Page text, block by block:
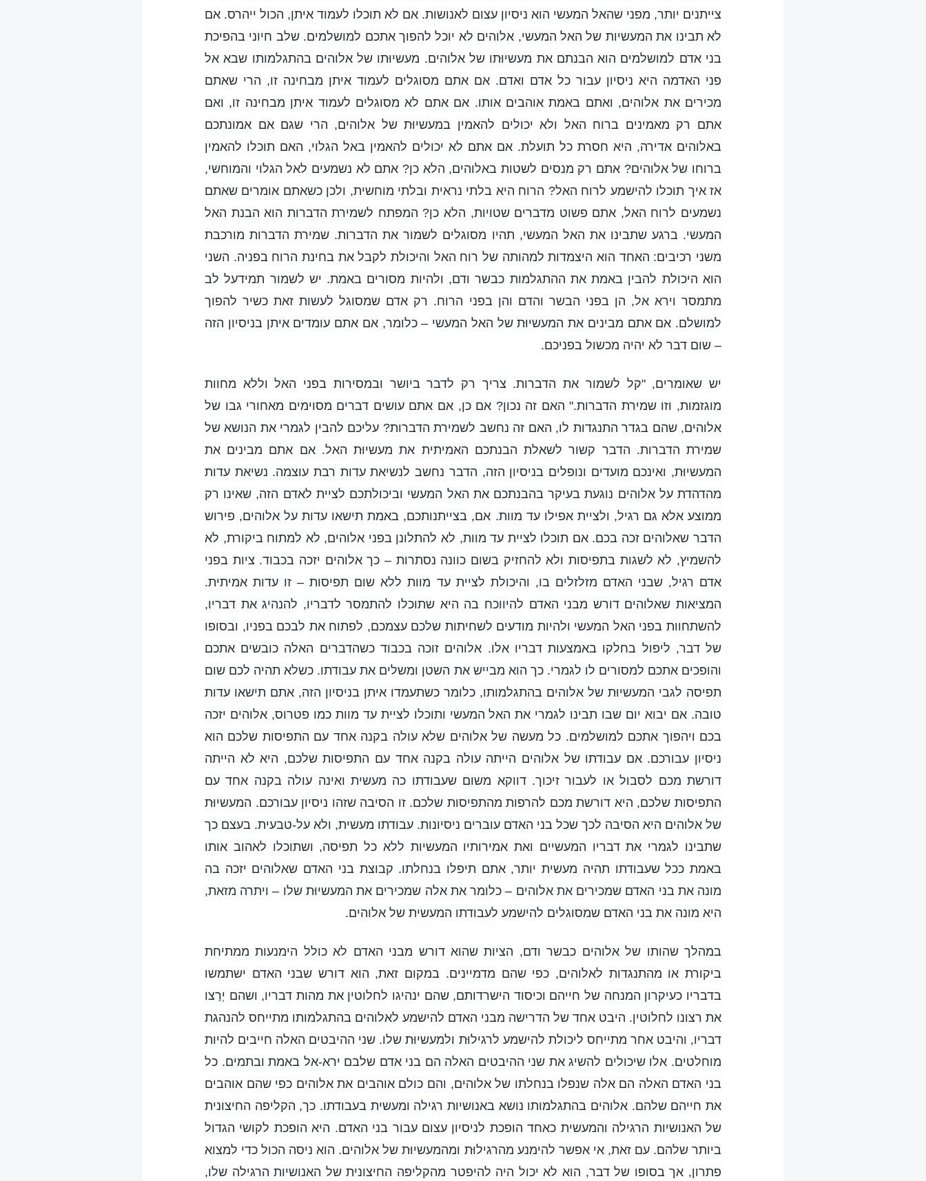
צייתנים יותר, מפני שהאל המעשי הוא ניסיון עצום לאנושות. אם לא תוכלו לעמוד איתן, הכול ייהרס. אם
לא תבינו את המעשיות של האל המעשי, אלוהים לא יוכל להפוך אתכם למושלמים. שלב חיוני בהפיכת
בני אדם למושלמים הוא הבנתם את מעשיוּתו של אלוהים. מעשיוּתו של אלוהים בהתגלמותו שבא אל
פני האדמה היא ניסיון עבור כל אדם ואדם. אם אתם מסוגלים לעמוד איתן מבחינה זו, הרי שאתם
מכירים את אלוהים, ואתם באמת אוהבים אותו. אם אתם לא מסוגלים לעמוד איתן מבחינה זו, ואם
אתם רק מאמינים ברוח האל ולא יכולים להאמין במעשיוּת של אלוהים, הרי שגם אם אמונתכם
באלוהים אדירה, היא חסרת כל תועלת. אם אתם לא יכולים להאמין באל הגלוי, האם תוכלו להאמין
ברוחו של אלוהים? אתם רק מנסים לשטות באלוהים, הלא כן? אתם לא נשמעים לאל הגלוי והמוחשי,
אז איך תוכלו להישמע לרוח האל? הרוח היא בלתי נראית ובלתי מוחשית, ולכן כשאתם אומרים שאתם
נשמעים לרוח האל, אתם פשוט מדברים שטויות, הלא כן? המפתח לשמירת הדברות הוא הבנת האל
המעשי. ברגע שתבינו את האל המעשי, תהיו מסוגלים לשמור את הדברות. שמירת הדברות מורכבת
משני רכיבים: האחד הוא היצמדות למהותה של רוח האל והיכולת לקבל את בחינת הרוח בפניה. השני
הוא היכולת להבין באמת את ההתגלמות כבשר ודם, ולהיות מסורים באמת. יש לשמור תמידעל לב
מתמסר וירא אל, הן בפני הבשר והדם והן בפני הרוח. רק אדם שמסוגל לעשות זאת כשיר להפוך
למושלם. אם אתם מבינים את המעשיוּת של האל המעשי – כלומר, אם אתם עומדים איתן בניסיון הזה
– שום דבר לא יהיה מכשול בפניכם.
יש שאומרים, "קל לשמור את הדברות. צריך רק לדבר ביושר ובמסירות בפני האל וללא מחוות
מוגזמות, וזו שמירת הדברות." האם זה נכון? אם כן, אם אתם עושים דברים מסוימים מאחורי גבו של
אלוהים, שהם בגדר התנגדות לו, האם זה נחשב לשמירת הדברות? עליכם להבין לגמרי את הנושא של
שמירת הדברות. הדבר קשור לשאלת הבנתכם האמיתית את מעשיוּת האל. אם אתם מבינים את
המעשיוּת, ואינכם מועדים ונופלים בניסיון הזה, הדבר נחשב לנשיאת עדות רבת עוצמה. נשיאת עדות
מהדהדת על אלוהים נוגעת בעיקר בהבנתכם את האל המעשי וביכולתכם לציית לאדם הזה, שאינו רק
ממוצע אלא גם רגיל, ולציית אפילו עד מוות. אם, בצייתנותכם, באמת תישאו עדות על אלוהים, פירוש
הדבר שאלוהים זכה בכם. אם תוכלו לציית עד מוות, לא להתלונן בפני אלוהים, לא למתוח ביקורת, לא
להשמיץ, לא לשגות בתפיסות ולא להחזיק בשום כוונה נסתרות – כך אלוהים יזכה בכבוד. ציות בפני
אדם רגיל, שבני האדם מזלזלים בו, והיכולת לציית עד מוות ללא שום תפיסות – זו עדות אמיתית.
המציאות שאלוהים דורש מבני האדם להיווכח בה היא שתוכלו להתמסר לדבריו, להנהיג את דבריו,
להשתחוות בפני האל המעשי ולהיות מודעים לשחיתות שלכם עצמכם, לפתוח את לבכם בפניו, ובסופו
של דבר, ליפול בחלקו באמצעות דבריו אלו. אלוהים זוכה בכבוד כשהדברים האלה כובשים אתכם
והופכים אתכם למסורים לו לגמרי. כך הוא מבייש את השטן ומשלים את עבודתו. כשלא תהיה לכם שום
תפיסה לגבי המעשיוּת של אלוהים בהתגלמותו, כלומר כשתעמדו איתן בניסיון הזה, אתם תישאו עדות
טובה. אם יבוא יום שבו תבינו לגמרי את האל המעשי ותוכלו לציית עד מוות כמו פטרוס, אלוהים יזכה
בכם ויהפוך אתכם למושלמים. כל מעשה של אלוהים שלא עולה בקנה אחד עם התפיסות שלכם הוא
ניסיון עבורכם. אם עבודתו של אלוהים הייתה עולה בקנה אחד עם התפיסות שלכם, היא לא הייתה
דורשת מכם לסבול או לעבור זיכוך. דווקא משום שעבודתו כה מעשית ואינה עולה בקנה אחד עם
התפיסות שלכם, היא דורשת מכם להרפות מהתפיסות שלכם. זו הסיבה שזהו ניסיון עבורכם. המעשיוּת
של אלוהים היא הסיבה לכך שכל בני האדם עוברים ניסיונות. עבודתו מעשית, ולא על-טבעית. בעצם כך
שתבינו לגמרי את דבריו המעשיים ואת אמירותיו המעשיות ללא כל תפיסה, ושתוכלו לאהוב אותו
באמת ככל שעבודתו תהיה מעשית יותר, אתם תיפלו בנחלתו. קבוצת בני האדם שאלוהים יזכה בה
מונה את בני האדם שמכירים את אלוהים – כלומר את אלה שמכירים את המעשיוּת שלו – ויתרה מזאת,
היא מונה את בני האדם שמסוגלים להישמע לעבודתו המעשית של אלוהים.
במהלך שהותו של אלוהים כבשר ודם, הציות שהוא דורש מבני האדם לא כולל הימנעות ממתיחת
ביקורת או מהתנגדות לאלוהים, כפי שהם מדמיינים. במקום זאת, הוא דורש שבני האדם ישתמשו
בדבריו כעיקרון המנחה של חייהם וכיסוד הישרדותם, שהם ינהיגו לחלוטין את מהות דבריו, ושהם יְרַצו
את רצונו לחלוטין. היבט אחד של הדרישה מבני האדם להישמע לאלוהים בהתגלמותו מתייחס להנהגת
דבריו, והיבט אחר מתייחס ליכולת להישמע לרגילוּת ולמעשיוּת שלו. שני ההיבטים האלה חייבים להיות
מוחלטים. אלו שיכולים להשיג את שני ההיבטים האלה הם בני אדם שלבם ירא-אל באמת ובתמים. כל
בני האדם האלה הם אלה שנפלו בנחלתו של אלוהים, והם כולם אוהבים את אלוהים כפי שהם אוהבים
את חייהם שלהם. אלוהים בהתגלמותו נושא באנושיות רגילה ומעשית בעבודתו. כך, הקליפה החיצונית
של האנושיות הרגילה והמעשית כאחד הופכת לניסיון עצום עבור בני האדם. היא הופכת לקושי הגדול
ביותר שלהם. עם זאת, אי אפשר להימנע מהרגילוּת ומהמעשיוּת של אלוהים. הוא ניסה הכול כדי למצוא
פתרון, אך בסופו של דבר, הוא לא יכול היה להיפטר מהקליפה החיצונית של האנושיות הרגילה שלו,